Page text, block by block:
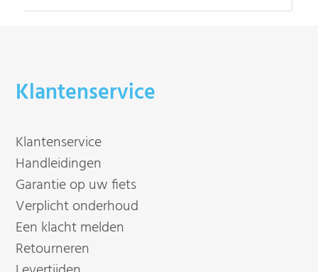
Klantenservice
Klantenservice
Handleidingen
Garantie op uw fiets
Verplicht onderhoud
Een klacht melden
Retourneren